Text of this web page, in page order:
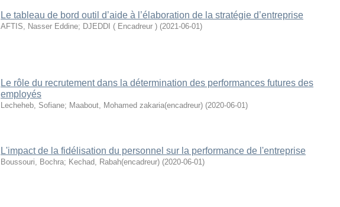
Le tableau de bord outil d’aide à l’élaboration de la stratégie d’entreprise
AFTIS, Nasser Eddine; DJEDDI ( Encadreur ) (2021-06-01)
Le rôle du recrutement dans la détermination des performances futures des
employés
Lecheheb, Sofiane; Maabout, Mohamed zakaria(encadreur) (2020-06-01)
L'impact de la fidélisation du personnel sur la performance de l'entreprise
Boussouri, Bochra; Kechad, Rabah(encadreur) (2020-06-01)